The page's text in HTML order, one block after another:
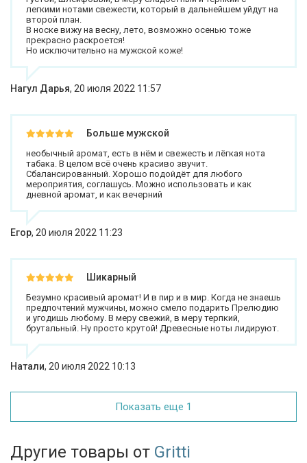
легкими нотами свежести, который в дальнейшем уйдут на
второй план.
В носке вижу на весну, лето, возможно осенью тоже
прекрасно раскроется!
Но исключительно на мужской коже!
Нагул Дарья, 20 июля 2022 11:57
Больше мужской
необычный аромат, есть в нём и свежесть и лёгкая нота
табака. В целом всё очень красиво звучит.
Сбалансированный. Хорошо подойдёт для любого
мероприятия, соглашусь. Можно использовать и как
дневной аромат, и как вечерний
Егор, 20 июля 2022 11:23
Шикарный
Безумно красивый аромат! И в пир и в мир. Когда не знаешь
предпочтений мужчины, можно смело подарить Прелюдию
и угодишь любому. В меру свежий, в меру терпкий,
брутальный. Ну просто крутой! Древесные ноты лидируют.
Натали, 20 июля 2022 10:13
Показать еще 1
Другие товары от Gritti